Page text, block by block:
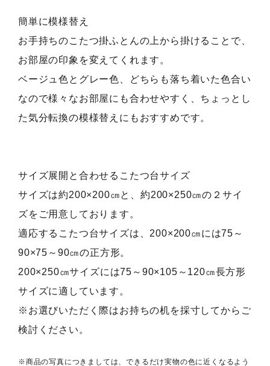
簡単に模様替え
お手持ちのこたつ掛ふとんの上から掛けることで、
お部屋の印象を変えてくれます。
ベージュ色とグレー色、どちらも落ち着いた色合い
なので様々なお部屋にも合わせやすく、ちょっとし
た気分転換の模様替えにもおすすめです。
サイズ展開と合わせるこたつ台サイズ
サイズは約200×200㎝と、約200×250㎝の２サイ
ズをご用意しております。
適応するこたつ台サイズは、200×200㎝には75～
90×75～90㎝の正方形。
200×250㎝サイズには75～90×105～120㎝長方形
サイズに適しています。
※お選びいただく際はお持ちの机を採寸してからご
検討ください。
※商品の写真につきましては、できるだけ実物の色に近くなるよう